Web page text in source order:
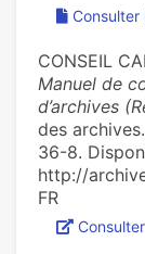
CONSEIL
Manuel de
d’archives
des
36-8.
http://
FR